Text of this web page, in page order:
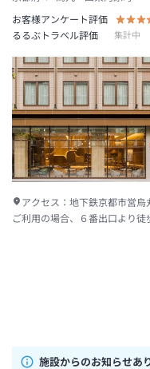
お客様アンケート評価
るるぶトラベル評価
集計中
アクセス： 地下鉄京都市営
ご利用の場合、６番出口より徒
施設からのお知らせあ